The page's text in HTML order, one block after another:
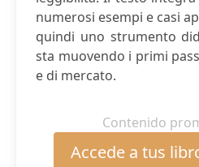
numerosi esempi e casi
quindi uno strumento
sta muovendo i primi
e di mercato.
Contenido
Accede a tus